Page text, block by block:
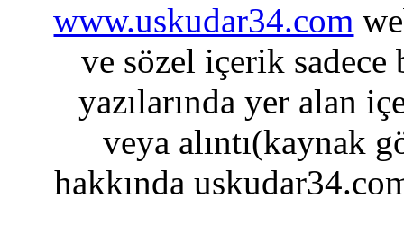
www.uskudar34.com
ve sözel içerik sadece
yazılarında yer alan
veya alıntı(kaynak
hakkında